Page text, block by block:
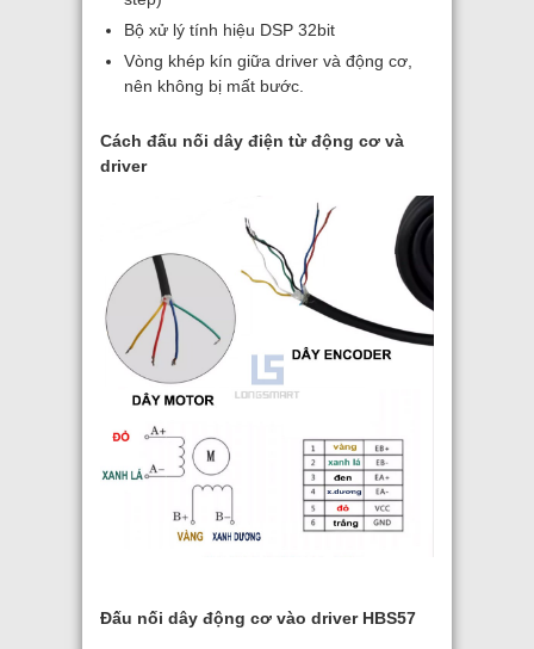
Bộ xử lý tính hiệu DSP 32bit
Vòng khép kín giữa driver và động cơ,
nên không bị mất bước.
Cách đấu nối dây điện từ động cơ và
driver
Đấu nối dây động cơ vào driver HBS57